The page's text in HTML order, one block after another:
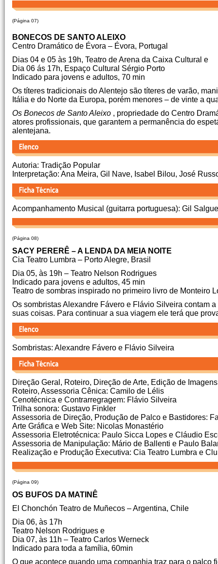
(Página 07)
BONECOS DE SANTO ALEIXO
Centro Dramático de Évora – Évora, Portugal
Dias 04 e 05 às 19h, Teatro de Arena da Caixa Cultural e
Dia 06 ás 17h, Espaço Cultural Sérgio Porto
Indicado para jovens e adultos, 70 min
Os títeres tradicionais do Alentejo são títeres de varão,
Itália e do Norte da Europa, porém menores – de vinte a
Os Bonecos de Santo Aleixo , propriedade do Centro
atores profissionais, que garantem a permanência do
alentejana.
Autoria: Tradição Popular
Interpretação: Ana Meira, Gil Nave, Isabel Bilou, José
Acompanhamento Musical (guitarra portuguesa): Gil
(Página 08)
SACY PERERÊ – A LENDA DA MEIA NOITE
Cia Teatro Lumbra – Porto Alegre, Brasil
Dia 05, às 19h – Teatro Nelson Rodrigues
Indicado para jovens e adultos, 45 min
Teatro de sombras inspirado no primeiro livro de Monteiro
Os sombristas Alexandre Fávero e Flávio Silveira contam
suas coisas. Para continuar a sua viagem ele terá que
Sombristas: Alexandre Fávero e Flávio Silveira
Direção Geral, Roteiro, Direção de Arte, Edição de
Roteiro, Assessoria Cênica: Camilo de Lélis
Cenotécnica e Contrarregragem: Flávio Silveira
Trilha sonora: Gustavo Finkler
Assessoria de Direção, Produção de Palco e Bastidores:
Arte Gráfica e Web Site: Nicolas Monastério
Assessoria Eletrotécnica: Paulo Sicca Lopes e Cláudio
Assessoria de Manipulação: Mário de Ballenti e Paulo
Realização e Produção Executiva: Cia Teatro Lumbra e
(Página 09)
OS BUFOS DA MATINÊ
El Chonchón Teatro de Muñecos – Argentina, Chile
Dia 06, às 17h
Teatro Nelson Rodrigues e
Dia 07, às 11h – Teatro Carlos Werneck
Indicado para toda a família, 60min
O que acontece quando uma companhia traz para o palco